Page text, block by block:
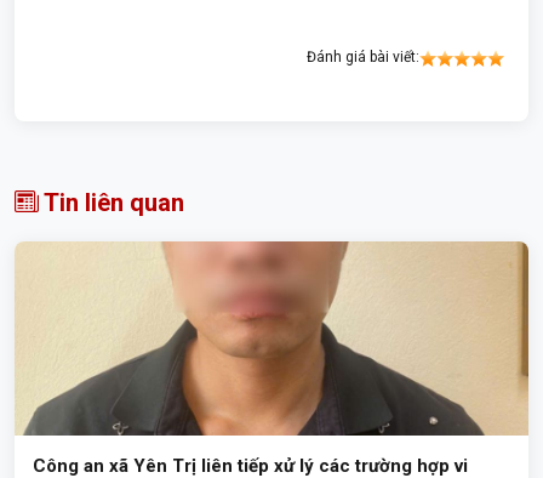
Đánh giá bài viết:
Tin liên quan
Công an xã Yên Trị liên tiếp xử lý các trường hợp vi